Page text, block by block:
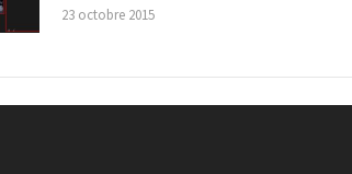
23 octobre 2015